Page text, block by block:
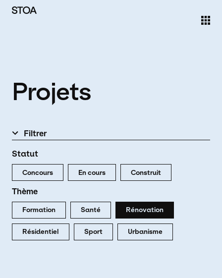
Aller au contenu principal
Projets
Filtrer
Statut
Concours En cours Construit
Thème
Formation Santé Rénovation
Résidentiel Sport Urbanisme